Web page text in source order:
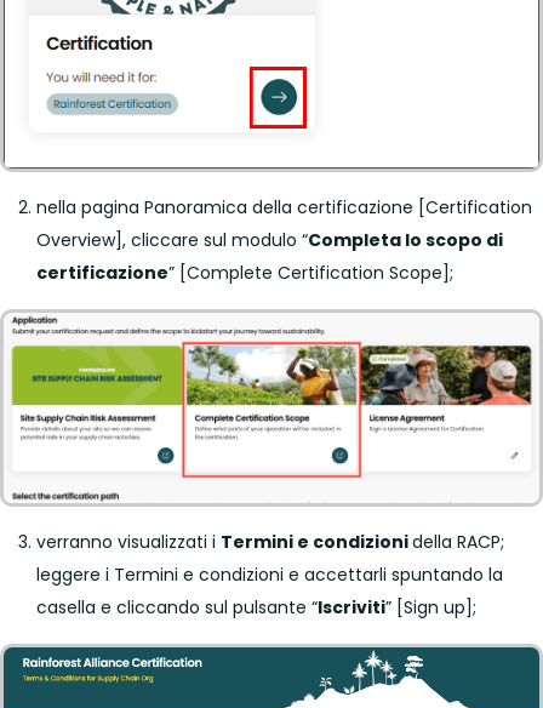
nella pagina Panoramica della certificazione [Certification
Overview], cliccare sul modulo “Completa lo scopo di
certificazione” [Complete Certification Scope];
verranno visualizzati i Termini e condizionidella RACP;
leggere i Termini e condizioni e accettarli spuntando la
casella e cliccando sul pulsante “Iscriviti” [Sign up];